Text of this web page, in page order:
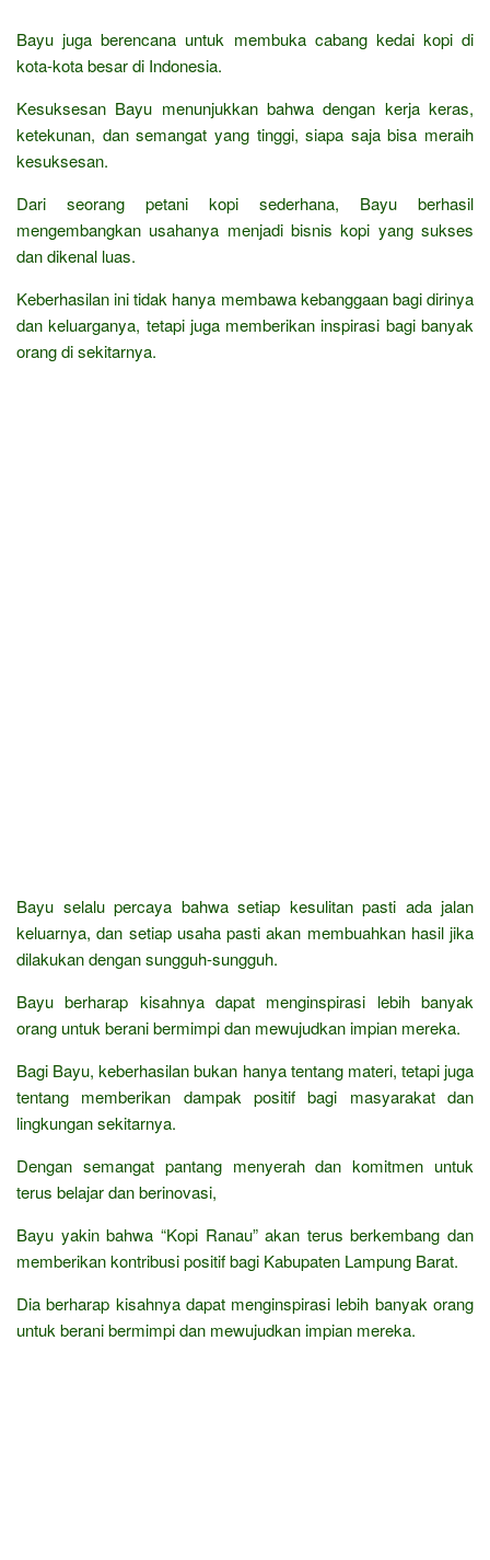
Bayu juga berencana untuk membuka cabang kedai kopi di
kota-kota besar di Indonesia.
Kesuksesan Bayu menunjukkan bahwa dengan kerja keras,
ketekunan, dan semangat yang tinggi, siapa saja bisa meraih
kesuksesan.
Dari seorang petani kopi sederhana, Bayu berhasil
mengembangkan usahanya menjadi bisnis kopi yang sukses
dan dikenal luas.
Keberhasilan ini tidak hanya membawa kebanggaan bagi dirinya
dan keluarganya, tetapi juga memberikan inspirasi bagi banyak
orang di sekitarnya.
Bayu selalu percaya bahwa setiap kesulitan pasti ada jalan
keluarnya, dan setiap usaha pasti akan membuahkan hasil jika
dilakukan dengan sungguh-sungguh.
Bayu berharap kisahnya dapat menginspirasi lebih banyak
orang untuk berani bermimpi dan mewujudkan impian mereka.
Bagi Bayu, keberhasilan bukan hanya tentang materi, tetapi juga
tentang memberikan dampak positif bagi masyarakat dan
lingkungan sekitarnya.
Dengan semangat pantang menyerah dan komitmen untuk
terus belajar dan berinovasi,
Bayu yakin bahwa “Kopi Ranau” akan terus berkembang dan
memberikan kontribusi positif bagi Kabupaten Lampung Barat.
Dia berharap kisahnya dapat menginspirasi lebih banyak orang
untuk berani bermimpi dan mewujudkan impian mereka.